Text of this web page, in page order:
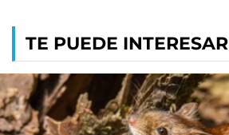
TE PUEDE INTERESAR